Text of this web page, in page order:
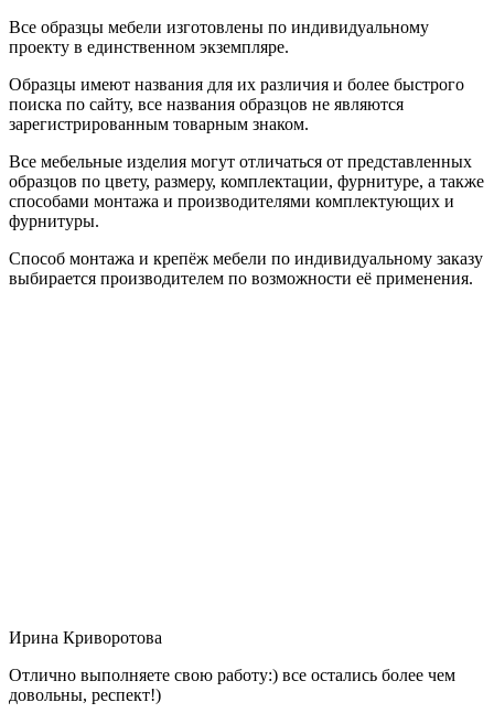
Все образцы мебели изготовлены по индивидуальному
проекту в единственном экземпляре.
Образцы имеют названия для их различия и более быстрого
поиска по сайту, все названия образцов не являются
зарегистрированным товарным знаком.
Все мебельные изделия могут отличаться от представленных
образцов по цвету, размеру, комплектации, фурнитуре, а также
способами монтажа и производителями комплектующих и
фурнитуры.
Способ монтажа и крепёж мебели по индивидуальному заказу
выбирается производителем по возможности её применения.
Ирина Криворотова
Отлично выполняете свою работу:) все остались более чем
довольны, респект!)